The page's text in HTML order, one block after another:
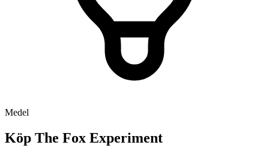
Medel
Köp The Fox Experiment